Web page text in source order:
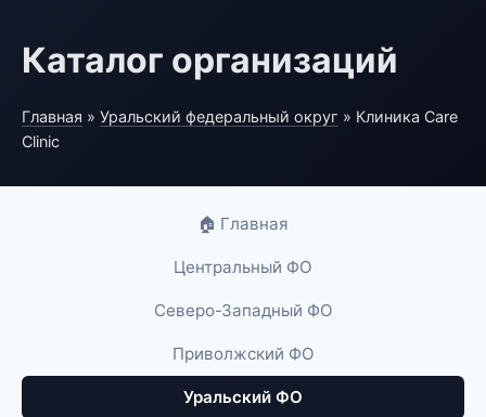
Каталог организаций
Главная » Уральский федеральный округ » Клиника Care
Clinic
🏠 Главная
Центральный ФО
Северо-Западный ФО
Приволжский ФО
Уральский ФО